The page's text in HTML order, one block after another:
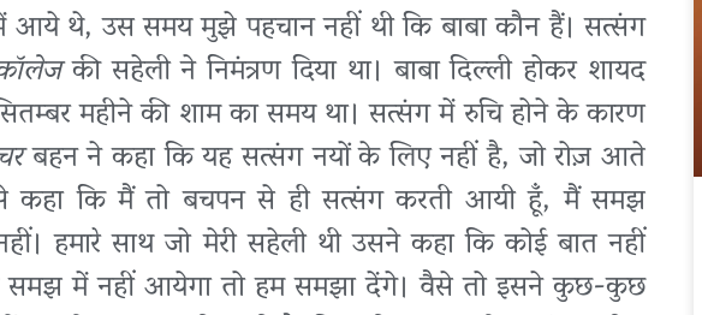
आये थे, उस समय मुझे पहचान नहीं थी कि बाबा कौन हैं। सत्संग
की सहेली ने निमंत्रण दिया था। बाबा दिल्ली होकर शायद
महीने की शाम का समय था। सत्संग में रुचि होने के कारण
बहन ने कहा कि यह सत्संग नयों के लिए नहीं है, जो रोज़ आते
कहा कि मैं तो बचपन से ही सत्संग करती आयी हूँ, मैं समझ
हमारे साथ जो मेरी सहेली थी उसने कहा कि कोई बात नहीं
में नहीं आयेगा तो हम समझा देंगे। वैसे तो इसने कुछ-कुछ